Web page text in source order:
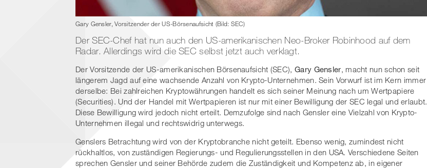
Gary Gensler, Vorsitzender der US-Börsenaufsicht (Bild: SEC)
Der SEC-Chef hat nun auch den US-amerikanischen Neo-Broker Robinhood auf dem
Radar. Allerdings wird die SEC selbst jetzt auch verklagt.
Der Vorsitzende der US-amerikanischen Börsenaufsicht (SEC), Gary Gensler, macht nun schon seit
längerem Jagd auf eine wachsende Anzahl von Krypto-Unternehmen. Sein Vorwurf ist im Kern immer
derselbe: Bei zahlreichen Kryptowährungen handelt es sich seiner Meinung nach um Wertpapiere
(Securities). Und der Handel mit Wertpapieren ist nur mit einer Bewilligung der SEC legal und erlaubt.
Diese Bewilligung wird jedoch nicht erteilt. Demzufolge sind nach Gensler eine Vielzahl von Krypto-
Unternehmen illegal und rechtswidrig unterwegs.
Genslers Betrachtung wird von der Kryptobranche nicht geteilt. Ebenso wenig, zumindest nicht
rückhaltlos, von zuständigen Regierungs- und Regulierungsstellen in den USA. Verschiedene Seiten
sprechen Gensler und seiner Behörde zudem die Zuständigkeit und Kompetenz ab, in eigener